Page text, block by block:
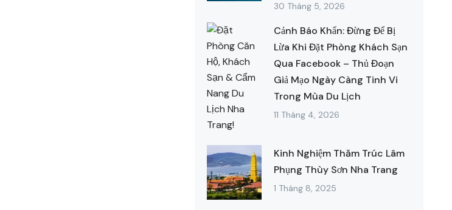
30 Tháng 5, 2026
Cảnh Báo Khẩn: Đừng Để Bị
Lừa Khi Đặt Phòng Khách Sạn
Qua Facebook – Thủ Đoạn
Giả Mạo Ngày Càng Tinh Vi
Trong Mùa Du Lịch
11 Tháng 4, 2026
Kinh Nghiệm Thăm Trúc Lâm
Phụng Thùy Sơn Nha Trang
1 Tháng 8, 2025